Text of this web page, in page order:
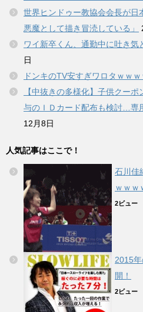
世界ヒンドゥー教協会会長が日
悪魔として描き冒涜している」
ワイ新卒くん、通勤中に吐き気
日
ドンキのTV安すぎワロタｗｗｗ
【中抜きの多様化】子供クー
与のＩＤカード配布も検討…専
12月8日
人気記事はここで！
石川佳
ｗｗｗ
2ビュー
2015年
開！
2ビュー